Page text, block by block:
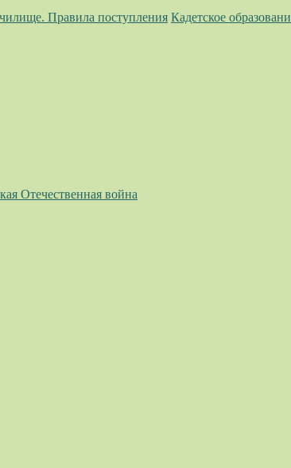
Правила поступления Кадетское
Отечественная война